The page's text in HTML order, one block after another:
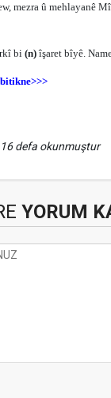
mezra û mehlayanê
bi (n) îşaret bîyê.
bitikne>>>
defa okunmuştur
YORUM